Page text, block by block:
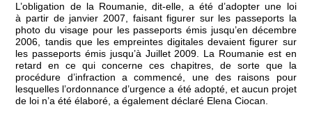
L’obligation de la Roumanie, dit-elle, a été d’adopter une loi
à partir de janvier 2007, faisant figurer sur les passeports la
photo du visage pour les passeports émis jusqu’en décembre
2006, tandis que les empreintes digitales devaient figurer sur
les passeports émis jusqu’à Juillet 2009. La Roumanie est en
retard en ce qui concerne ces chapitres, de sorte que la
procédure d’infraction a commencé, une des raisons pour
lesquelles l’ordonnance d’urgence a été adopté, et aucun projet
de loi n’a été élaboré, a également déclaré Elena Ciocan.